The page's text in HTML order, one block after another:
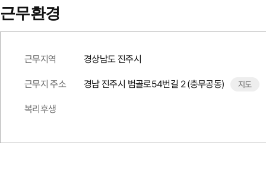
근무환경
근무지역 경상남도 진주시
근무지 주소 경남 진주시 범골로54번길 2 (충무공동) 지도
복리후생